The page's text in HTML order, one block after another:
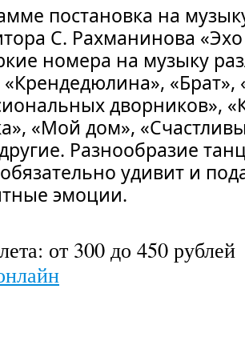
постановка на
С. Рахманинова
номера на музыку
«Брат»,
дворников»,
«Мой дом»,
Разнообразие
удивит и
эмоции.
от 300 до 450 рублей